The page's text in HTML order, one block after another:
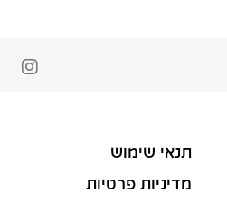
תנאי שימוש
מדיניות פרטיות